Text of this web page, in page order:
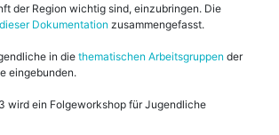
der Region wichtig sind, einzubringen. Die
dieser Dokumentation zusammengefasst.
in die thematischen Arbeitsgruppen der
eingebunden.
wird ein Folgeworkshop für Jugendliche